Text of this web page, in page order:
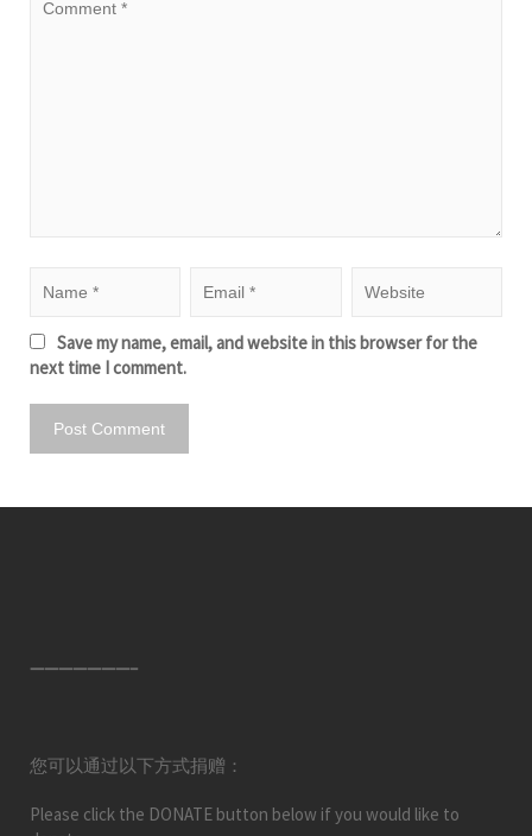
Save my name, email, and website in this browser for the
next time I comment.
———————–
您可以通过以下方式捐赠：
Please click the DONATE button below if you would like to